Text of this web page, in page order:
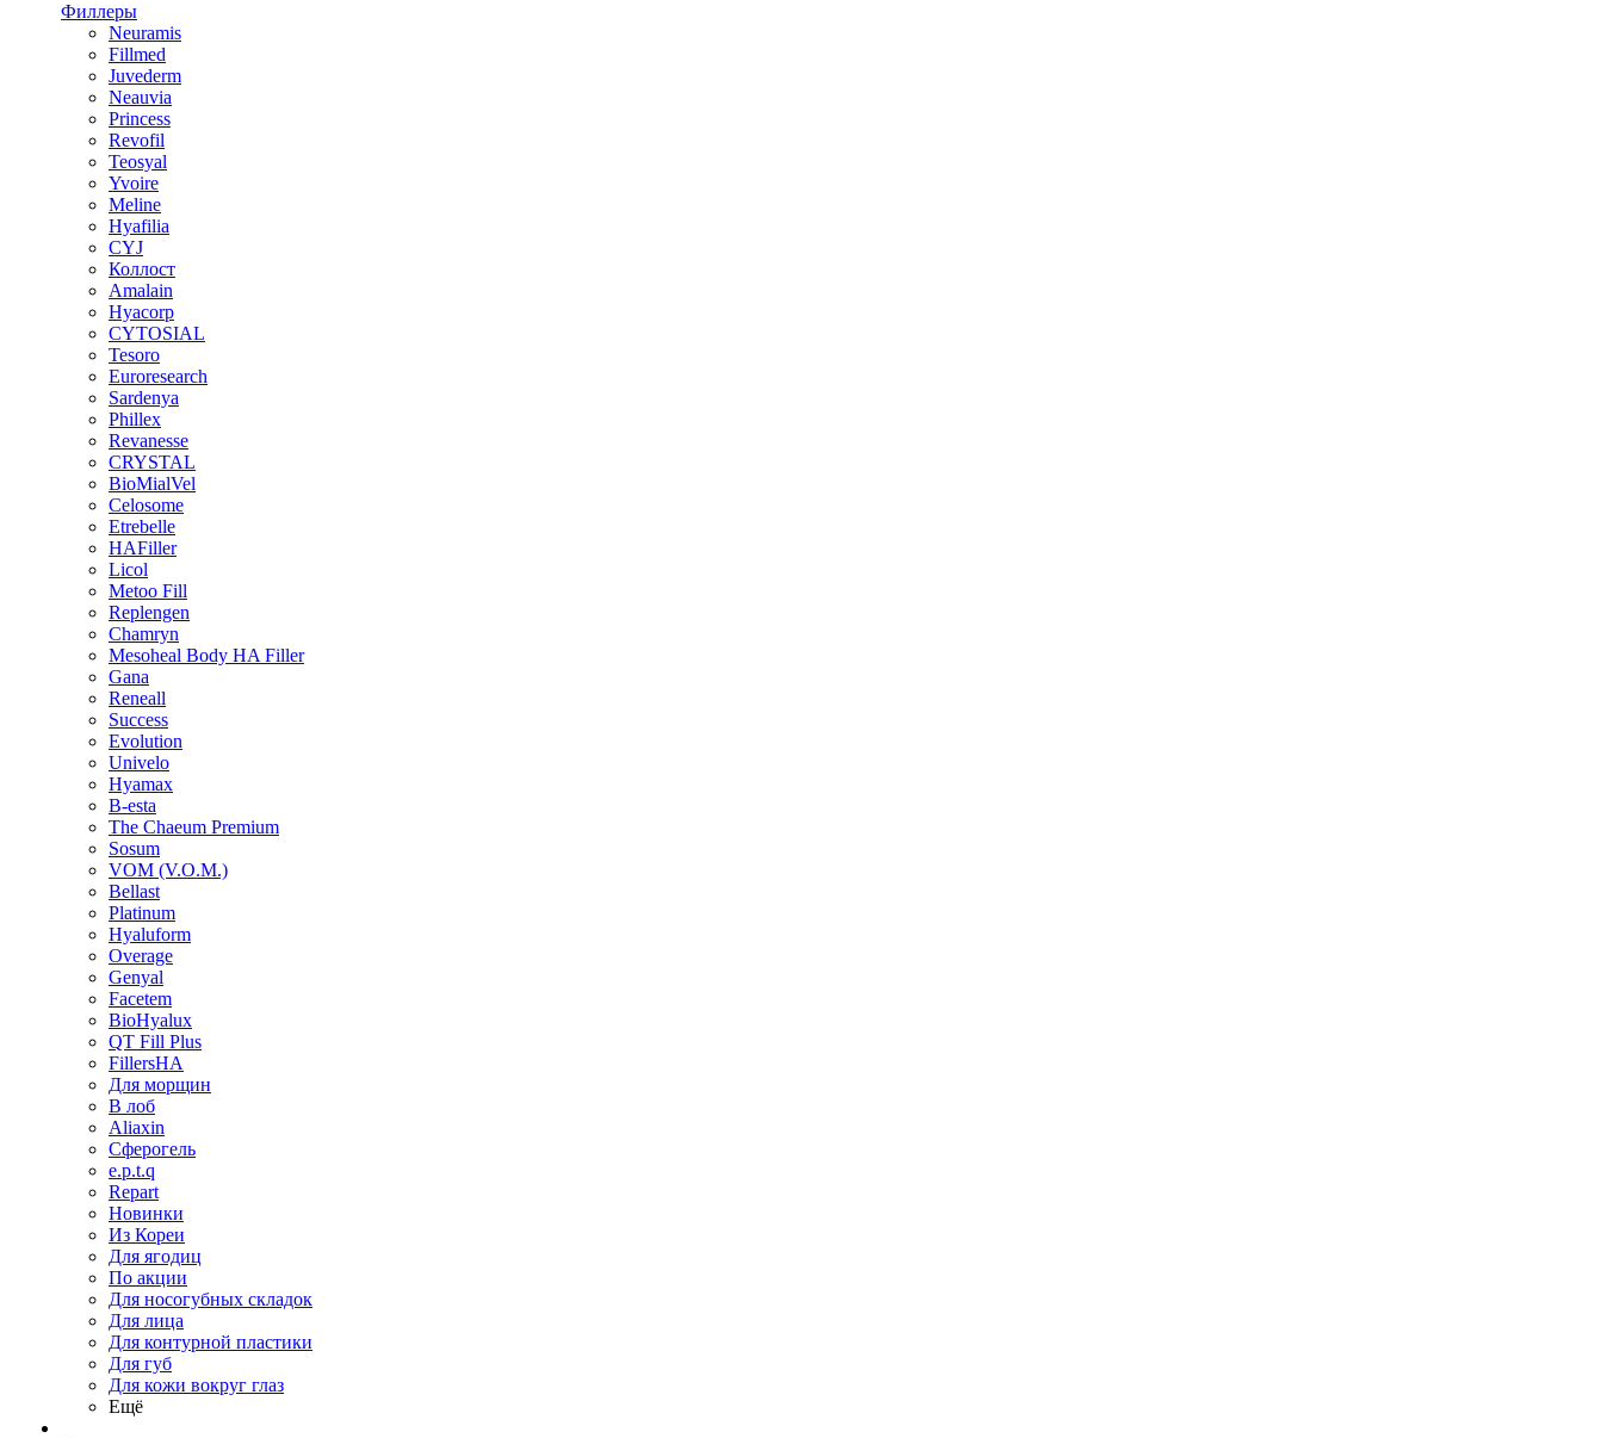
Филлеры
Neuramis
Fillmed
Juvederm
Neauvia
Princess
Revofil
Teosyal
Yvoire
Meline
Hyafilia
CYJ
Коллост
Amalain
Hyacorp
CYTOSIAL
Tesoro
Euroresearch
Sardenya
Phillex
Revanesse
CRYSTAL
BioMialVel
Celosome
Etrebelle
HAFiller
Licol
Metoo Fill
Replengen
Chamryn
Mesoheal Body HA Filler
Gana
Reneall
Success
Evolution
Univelo
Hyamax
B-esta
The Chaeum Premium
Sosum
VOM (V.O.M.)
Bellast
Platinum
Hyaluform
Overage
Genyal
Facetem
BioHyalux
QT Fill Plus
FillersHA
Для морщин
В лоб
Aliaxin
Сферогель
e.p.t.q
Repart
Новинки
Из Кореи
Для ягодиц
По акции
Для носогубных складок
Для лица
Для контурной пластики
Для губ
Для кожи вокруг глаз
Ещё